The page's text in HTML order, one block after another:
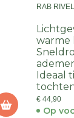
RAB
warme
Ideaal
€ 44,90
Op